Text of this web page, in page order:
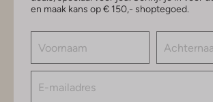
en maak kans op € 150,- shoptegoed.